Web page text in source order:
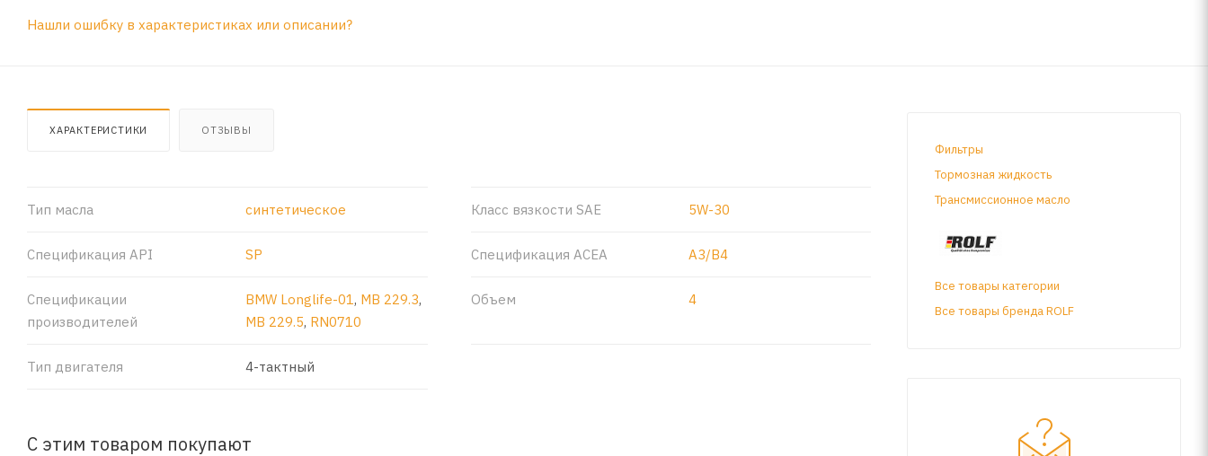
Нашли ошибку в характеристиках или описании?
ХАРАКТЕРИСТИКИ ОТЗЫВЫ
Тип масла синтетическое Класс вязкости SAE 5W-30
Спецификация API SP Спецификация ACEA A3/B4
Спецификации
производителей
BMW Longlife-01, MB 229.3,
MB 229.5, RN0710
Объем 4
Тип двигателя 4-тактный
С этим товаром покупают
Фильтры
Тормозная жидкость
Трансмиссионное масло
Все товары категории
Все товары бренда ROLF